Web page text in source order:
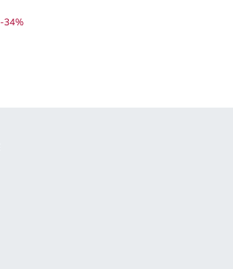
Sleva -34%
-34%